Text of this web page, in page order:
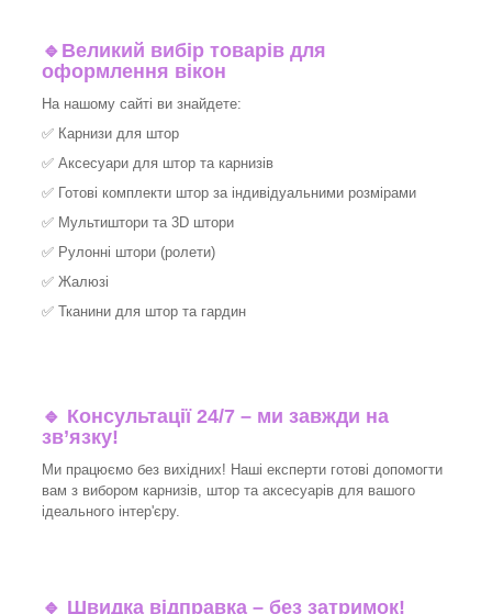
🔹 Великий вибір товарів для
оформлення вікон
На нашому сайті ви знайдете:
✅ Карнизи для штор
✅ Аксесуари для штор та карнизів
✅ Готові комплекти штор за індивідуальними розмірами
✅ Мультиштори та 3D штори
✅ Рулонні штори (ролети)
✅ Жалюзі
✅ Тканини для штор та гардин
🔹 Консультації 24/7 – ми завжди на
зв’язку!
Ми працюємо без вихідних! Наші експерти готові допомогти
вам з вибором карнизів, штор та аксесуарів для вашого
ідеального інтер'єру.
🔹 Швидка відправка – без затримок!